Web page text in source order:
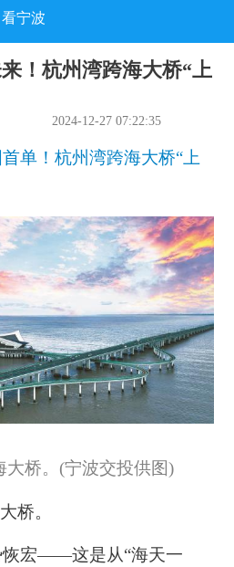
看宁波
！杭州湾跨海大桥“上
2024-12-27 07:22:35
单！杭州湾跨海大桥“上
大桥。(宁波交投供图)
桥。
恢宏——这是从“海天一